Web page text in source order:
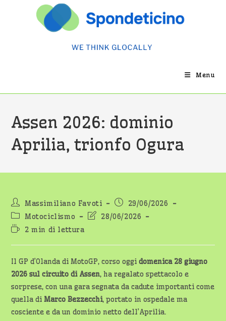
Menu
Assen 2026: dominio
Aprilia, trionfo Ogura
Autore
dell'articolo:
Massimiliano Favoti
Articolo
pubblicato:
29/06/2026
Categoria
dell'articolo:
Motociclismo
Ultima28/06/2026
Tempo
lettura:
2 min di lettura
Il GP d’Olanda di MotoGP, corso oggidomenica 28 giugno
2026 sul circuito di Assen, ha regalato spettacolo e
sorprese, con una gara segnata da cadute importanti come
quella diMarco Bezzecchi, portato in ospedale ma
cosciente e da un dominio netto dell’Aprilia.